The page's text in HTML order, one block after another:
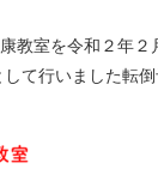
教室を令和２年２
て行いました転